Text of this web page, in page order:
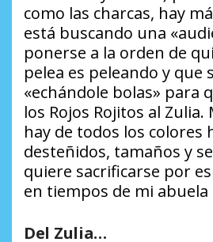
como las charcas, hay
está buscando una
ponerse a la orden de
pelea es peleando y que
«echándole bolas» para
los Rojos Rojitos al Zulia.
hay de todos los colores
desteñidos, tamaños y
quiere sacrificarse por
en tiempos de mi abuela
Del Zulia…